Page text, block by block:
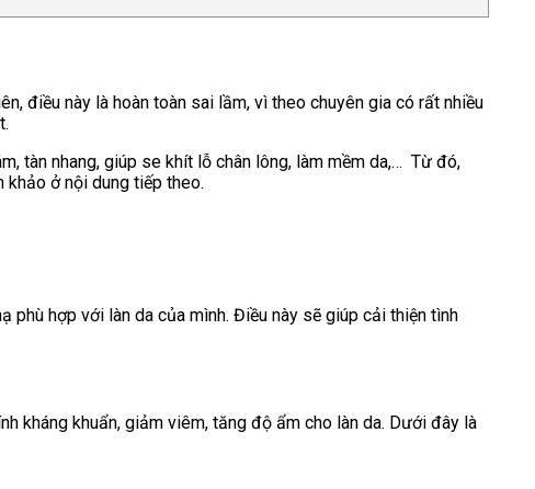
điều này là hoàn toàn sai lầm, vì theo chuyên gia có rất nhiều
tàn nhang, giúp se khít lỗ chân lông, làm mềm da,… Từ đó,
khảo ở nội dung tiếp theo.
phù hợp với làn da của mình. Điều này sẽ giúp cải thiện tình
kháng khuẩn, giảm viêm, tăng độ ẩm cho làn da. Dưới đây là